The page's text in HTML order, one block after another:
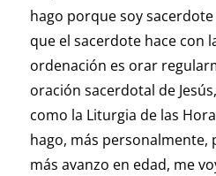
hago porque soy
que el sacerdote hace con
ordenación es orar
oración sacerdotal de
como la Liturgia de las
hago, más
más avanzo en edad, me